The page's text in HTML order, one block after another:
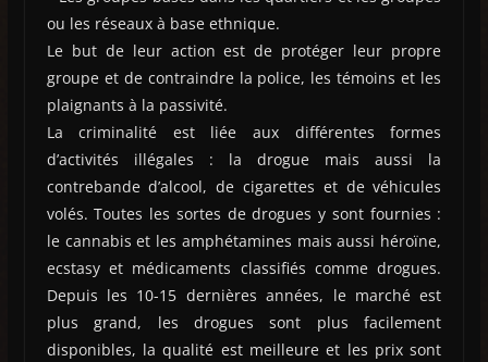
ou les réseaux à base ethnique.
Le but de leur action est de protéger leur propre
groupe et de contraindre la police, les témoins et les
plaignants à la passivité.
La criminalité est liée aux différentes formes
d’activités illégales : la drogue mais aussi la
contrebande d’alcool, de cigarettes et de véhicules
volés. Toutes les sortes de drogues y sont fournies :
le cannabis et les amphétamines mais aussi héroïne,
ecstasy et médicaments classifiés comme drogues.
Depuis les 10-15 dernières années, le marché est
plus grand, les drogues sont plus facilement
disponibles, la qualité est meilleure et les prix sont